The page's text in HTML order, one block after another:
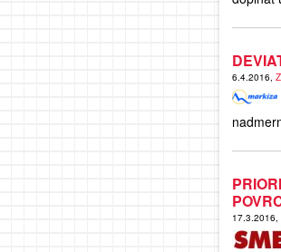
6.4.2016,
17.3.2016,